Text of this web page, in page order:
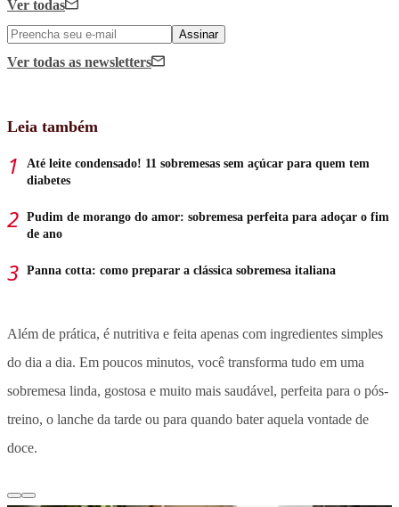
Ver todas
Assinar
Ver todas as newsletters
Leia também
Até leite condensado! 11 sobremesas sem açúcar para quem tem
diabetes
Pudim de morango do amor: sobremesa perfeita para adoçar o fim
de ano
Panna cotta: como preparar a clássica sobremesa italiana
Além de prática, é nutritiva e feita apenas com ingredientes simples
do dia a dia. Em poucos minutos, você transforma tudo em uma
sobremesa linda, gostosa e muito mais saudável, perfeita para o pós-
treino, o lanche da tarde ou para quando bater aquela vontade de
doce.